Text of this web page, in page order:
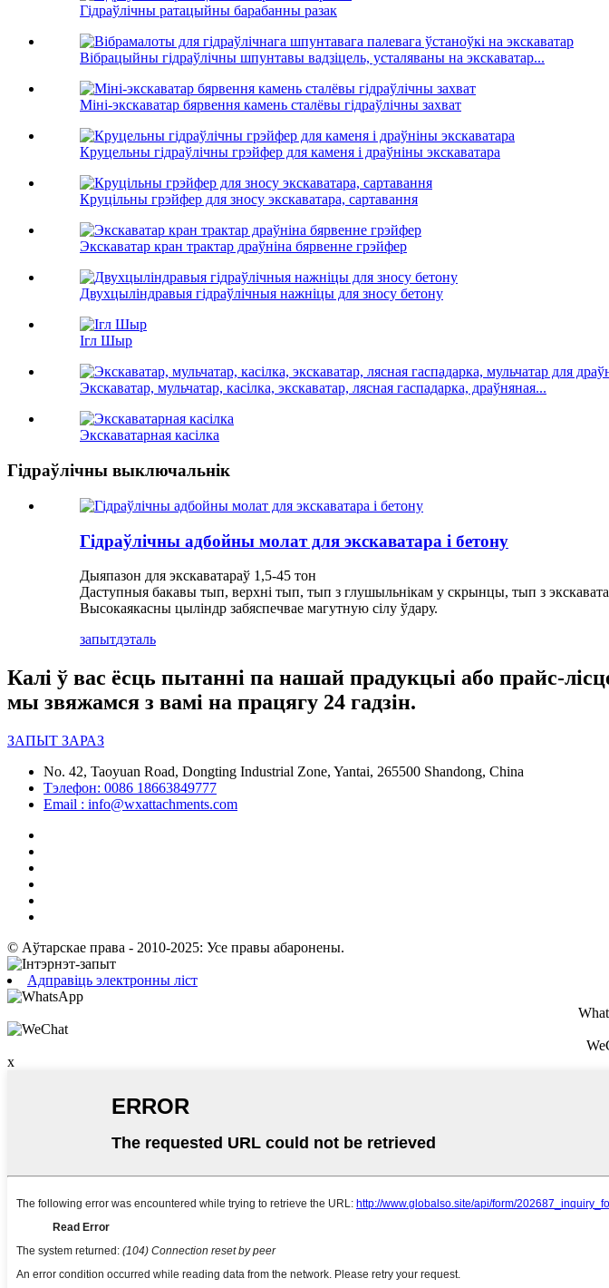
Гідраўлічны ратацыйны барабанны разак
Вібрацыйны гідраўлічны шпунтавы вадзіцель, усталяваны на экскаватар...
Міні-экскаватар бярвення камень сталёвы гідраўлічны захват
Круцельны гідраўлічны грэйфер для каменя і драўніны экскаватара
Круцільны грэйфер для зносу экскаватара, сартавання
Экскаватар кран трактар ​​драўніна бярвенне грэйфер
Двухцыліндравыя гідраўлічныя нажніцы для зносу бетону
Ігл Шыр
Экскаватар, мульчатар, касілка, экскаватар, лясная гаспадарка, драўняная...
Экскаватарная касілка
Гідраўлічны выключальнік
Гідраўлічны адбойны молат для экскаватара і бетону
Дыяпазон для экскаватараў 1,5-45 тон
Даступныя бакавы тып, верхні тып, тып з глушыльнікам у скрынцы, тып з
Высокаякасны цыліндр забяспечвае магутную сілу ўдару.
запытдэталь
Калі ў вас ёсць пытанні па нашай прадукцыі або прайс-
мы звяжамся з вамі на працягу 24 гадзін.
ЗАПЫТ ЗАРАЗ
No. 42, Taoyuan Road, Dongting Industrial Zone, Yantai, 265500 Shandong, China
Тэлефон: 0086 18663849777
Email : info@wxattachments.com
© Аўтарскае права - 2010-2025: Усе правы абаронены.
Адправіць электронны ліст
x